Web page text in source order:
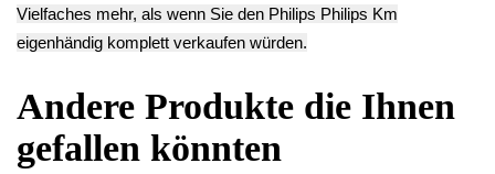
Kategorien
Schnäppchen(16)
AEG(1112)
Ambiano(29)
BIALETTI(27)
Bosch(2885)